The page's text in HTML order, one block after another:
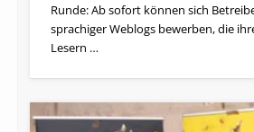
Runde: Ab sofort können sich
sprachiger Weblogs bewerben, die
Lesern …